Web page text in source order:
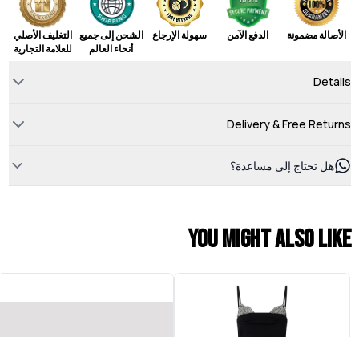
الأصالة مضمونة الدفع الآمن سهولة الإرجاع
الشحن إلى جميع
أنحاء العالم
التغليف الأصلي
للعلامة التجارية
Details
Delivery & Free Returns
هل تحتاج إلى مساعدة؟
You might also like